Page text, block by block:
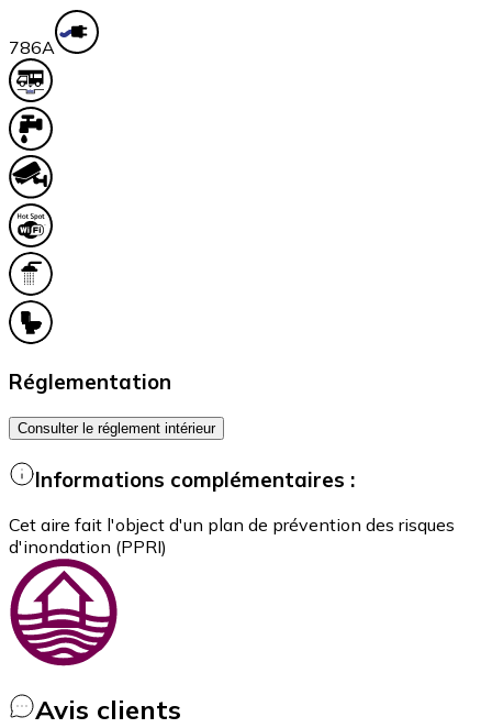
786A
Réglementation
Consulter le réglement intérieur
Informations complémentaires :
Cet aire fait l'object d'un plan de prévention des risques
d'inondation (PPRI)
Avis clients